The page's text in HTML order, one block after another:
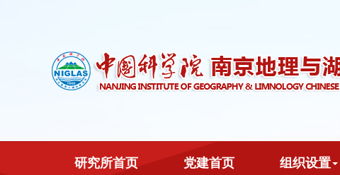
研究所首页 党建首页 组织设置